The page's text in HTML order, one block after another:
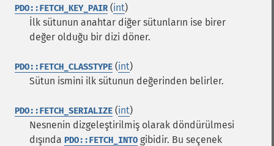
PDO::FETCH_KEY_PAIR(int)
İlk sütunun anahtar diğer sütunların ise birer
değer olduğu bir dizi döner.
PDO::FETCH_CLASSTYPE (int)
Sütun ismini ilk sütunun değerinden belirler.
PDO::FETCH_SERIALIZE (int)
Nesnenin dizgeleştirilmiş olarak döndürülmesi
dışında PDO::FETCH_INTO gibidir. Bu seçenek